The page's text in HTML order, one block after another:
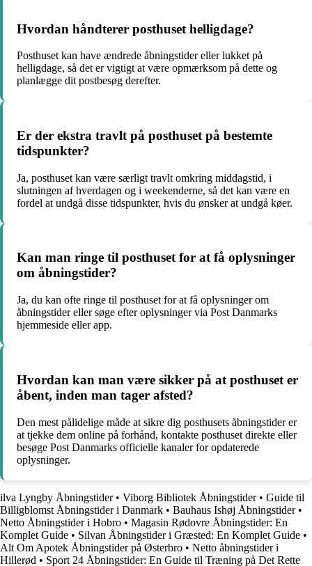
Hvordan håndterer posthuset helligdage?
Posthuset kan have ændrede åbningstider eller lukket på
helligdage, så det er vigtigt at være opmærksom på dette og
planlægge dit postbesøg derefter.
Er der ekstra travlt på posthuset på bestemte
tidspunkter?
Ja, posthuset kan være særligt travlt omkring middagstid, i
slutningen af hverdagen og i weekenderne, så det kan være en
fordel at undgå disse tidspunkter, hvis du ønsker at undgå køer.
Kan man ringe til posthuset for at få oplysninger
om åbningstider?
Ja, du kan ofte ringe til posthuset for at få oplysninger om
åbningstider eller søge efter oplysninger via Post Danmarks
hjemmeside eller app.
Hvordan kan man være sikker på at posthuset er
åbent, inden man tager afsted?
Den mest pålidelige måde at sikre dig posthusets åbningstider er
at tjekke dem online på forhånd, kontakte posthuset direkte eller
besøge Post Danmarks officielle kanaler for opdaterede
oplysninger.
ilva Lyngby Åbningstider• Viborg Bibliotek Åbningstider• Guide til
Billigblomst Åbningstider i Danmark • Bauhaus Ishøj Åbningstider•
Netto Åbningstider i Hobro • Magasin Rødovre Åbningstider: En
Komplet Guide • Silvan Åbningstider i Græsted: En Komplet Guide •
Alt Om Apotek Åbningstider på Østerbro • Netto åbningstider i
Hillerød • Sport 24 Åbningstider: En Guide til Træning på Det Rette